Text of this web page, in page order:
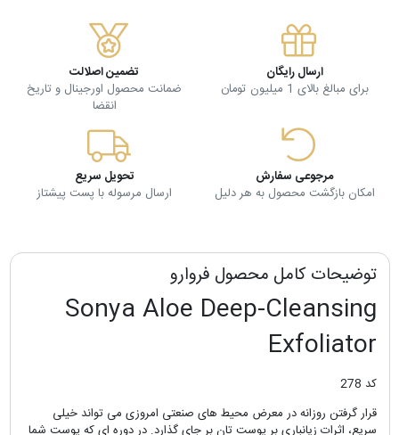
ارسال رایگان
برای مبالغ بالای 1 میلیون تومان
تضمین اصلالت
ضمانت محصول اورجینال و تاریخ
انقضا
مرجوعی سفارش
امکان بازگشت محصول به هر دلیل
تحویل سریع
ارسال مرسوله با پست پیشتاز
توضیحات کامل محصول فروارو
Sonya Aloe Deep-Cleansing
Exfoliator
کد 278
قرار گرفتن روزانه در معرض محیط های صنعتی امروزی می تواند خیلی
سریع، اثرات زیانباری بر پوست تان بر جای گذارد. در دوره ای که پوست شما